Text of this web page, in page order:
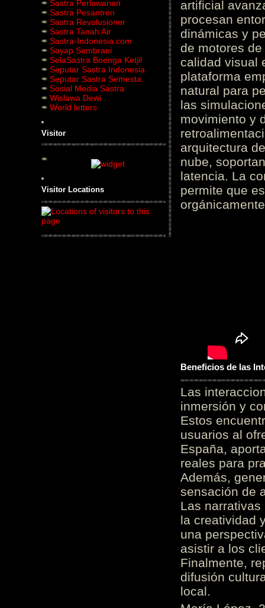
Sastra Perlawanan
Sastra Pesantren
Sastra Revolusioner
Sastra Tanah Air
Sastra-Indonesia.com
Sayap Sembrani
SelaSastra Boenga Ketjil
Seputar Sastra Indonesia
Seputar Sastra Semesta
Sosial Media Sastra
Wislawa Dewi
World letters
Visitor
Visitor Locations
artificial
procesan
dinámicas y
de motores
calidad visual
plataforma
natural para
las
movimiento y
arquitectura
nube,
latencia. La
permite que
Beneficios de las
Las
inmersión y
Estos
usuarios al
España,
reales para
Además,
sensación de
Las
la creatividad
una
asistir a los
Finalmente,
difusión
local.